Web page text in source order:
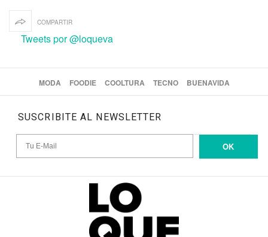
COMPARTIR
Tweets por @loqueva
MODA FOODIE COOLTURA TECNO BUENAVIDA
SUSCRIBITE AL NEWSLETTER
OK